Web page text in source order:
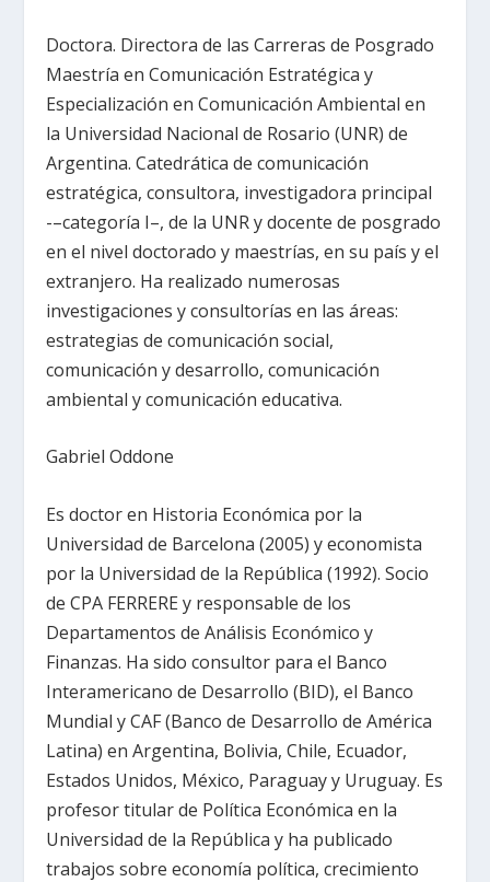
Doctora. Directora de las Carreras de Posgrado
Maestría en Comunicación Estratégica y
Especialización en Comunicación Ambiental en
la Universidad Nacional de Rosario (UNR) de
Argentina. Catedrática de comunicación
estratégica, consultora, investigadora principal
-–categoría I–, de la UNR y docente de posgrado
en el nivel doctorado y maestrías, en su país y el
extranjero. Ha realizado numerosas
investigaciones y consultorías en las áreas:
estrategias de comunicación social,
comunicación y desarrollo, comunicación
ambiental y comunicación educativa.
Gabriel Oddone
Es doctor en Historia Económica por la
Universidad de Barcelona (2005) y economista
por la Universidad de la República (1992). Socio
de CPA FERRERE y responsable de los
Departamentos de Análisis Económico y
Finanzas. Ha sido consultor para el Banco
Interamericano de Desarrollo (BID), el Banco
Mundial y CAF (Banco de Desarrollo de América
Latina) en Argentina, Bolivia, Chile, Ecuador,
Estados Unidos, México, Paraguay y Uruguay. Es
profesor titular de Política Económica en la
Universidad de la República y ha publicado
trabajos sobre economía política, crecimiento